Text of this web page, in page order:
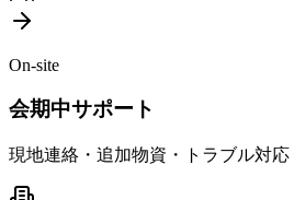
On-site
会期中サポート
現地連絡・追加物資・トラブル対応